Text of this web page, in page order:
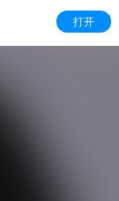
打开